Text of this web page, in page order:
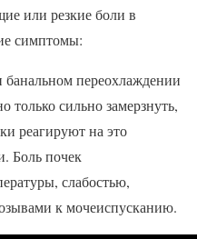
или резкие боли в
симптомы:
переохлаждении
только сильно замерзнуть,
реагируют на это
Боль почек
слабостью,
к мочеиспусканию.